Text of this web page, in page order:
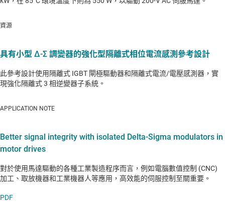
資源
具有小型 Δ-Σ 調變器的強化型隔離式相位電流感測參考設計
此參考設計使用隔離式 IGBT 閘極驅動器和隔離式電流/電壓感測器，實
現強化隔離式 3 相逆變器子系統。
APPLICATION NOTE
Better signal integrity with isolated Delta-Sigma modulators in
motor drives
對於使用馬達驅動的各種工業製造程序而言，例如電腦數值控制 (CNC)
加工、取放機器和工業機器人等應用，高效能的伺服控制至關重要。
PDF